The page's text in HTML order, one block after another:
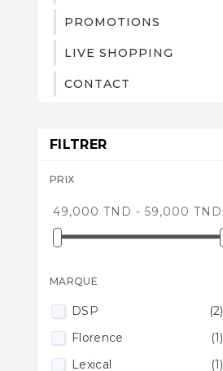
PROMOTIONS
LIVE SHOPPING
CONTACT
FILTRER
PRIX
49,000 TND - 59,000 TND
MARQUE
DSP
(2)
Florence
(1)
Lexical
(1)